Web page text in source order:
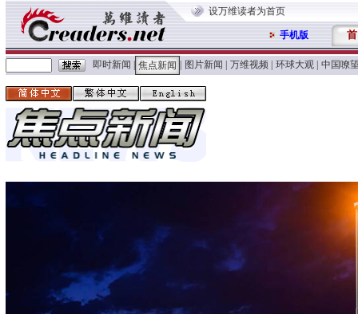
设万维读者为首页
手机版 首
即时新闻 焦点新闻 图片新闻 万维视频 环球大观 中国嘹